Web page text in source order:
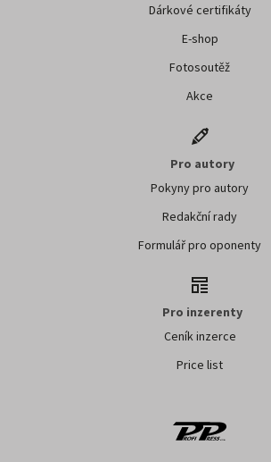
Dárkové certifikáty
E-shop
Fotosoutěž
Akce
Pro autory
Pokyny pro autory
Redakční rady
Formulář pro oponenty
Pro inzerenty
Ceník inzerce
Price list